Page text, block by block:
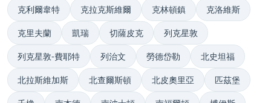
克利爾韋特 克拉克斯維爾 克林頓鎮 克洛維斯
克里夫蘭 凱瑞 切薩皮克 列克星敦
列克星敦-費耶特 列治文 勞德岱勒 北史坦福
北拉斯維加斯 北查爾斯頓 北皮奧里亞 匹茲堡